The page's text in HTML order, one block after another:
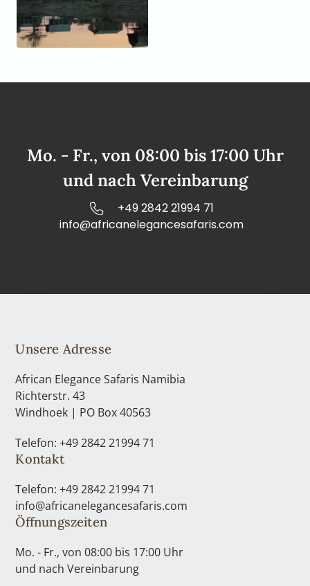
Mo. - Fr., von 08:00 bis 17:00 Uhr
und nach Vereinbarung
+49 2842 21994 71
info@africanelegancesafaris.com
Unsere Adresse
African Elegance Safaris Namibia
Richterstr. 43
Windhoek | PO Box 40563
Telefon: +49 2842 21994 71
Kontakt
Telefon: +49 2842 21994 71
info@africanelegancesafaris.com
Öffnungszeiten
Mo. - Fr., von 08:00 bis 17:00 Uhr
und nach Vereinbarung